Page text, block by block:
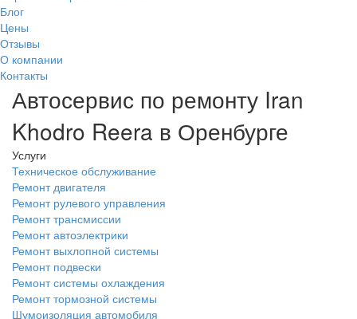
Блог
Цены
Отзывы
О компании
Контакты
Автосервис по ремонту Iran
Khodro Reera в Оренбурге
Услуги
Техническое обслуживание
Ремонт двигателя
Ремонт рулевого управления
Ремонт трансмиссии
Ремонт автоэлектрики
Ремонт выхлопной системы
Ремонт подвески
Ремонт системы охлаждения
Ремонт тормозной системы
Шумоизоляция автомобиля